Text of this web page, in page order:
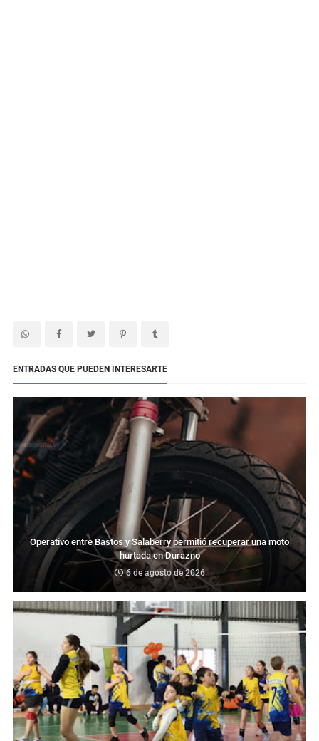
ENTRADAS QUE PUEDEN INTERESARTE
Operativo entre Bastos y Salaberry permitió recuperar una moto
hurtada en Durazno
6 de agosto de 2026